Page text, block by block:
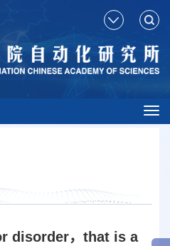
disorder，that is a